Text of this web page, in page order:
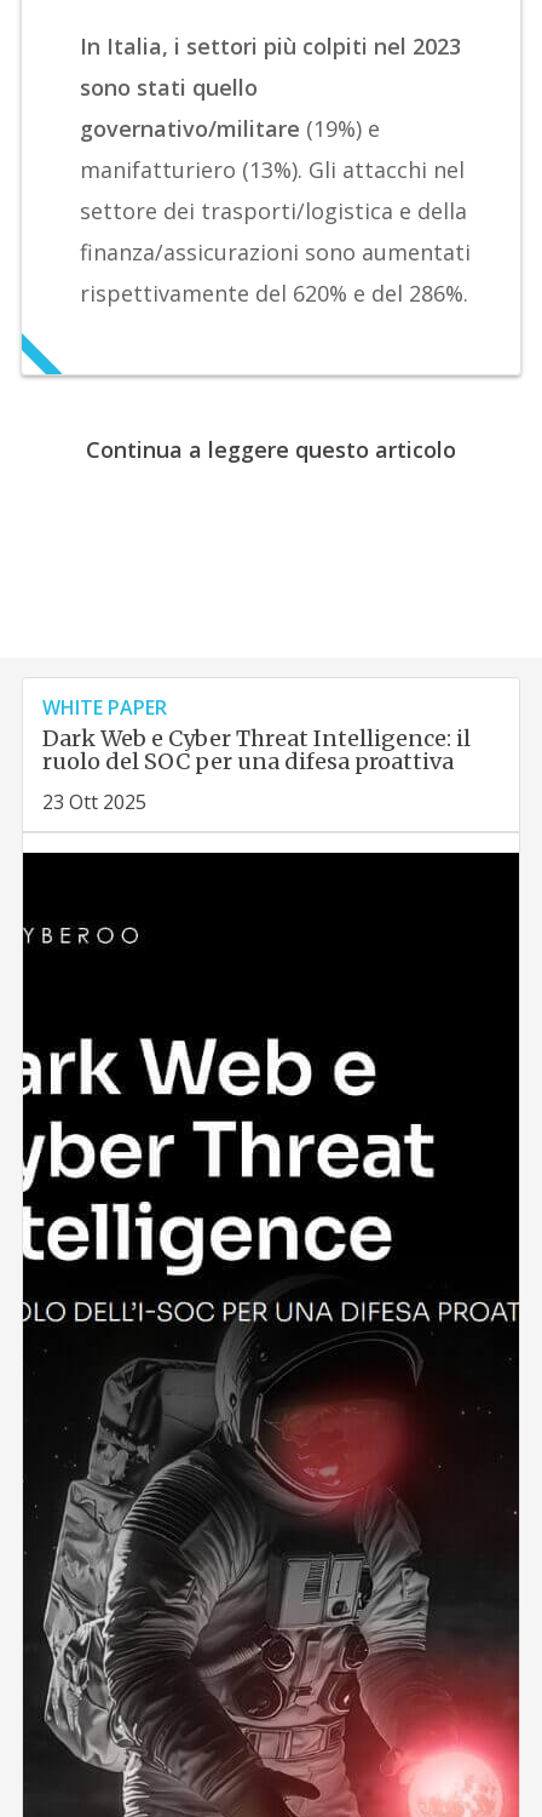
In Italia, i settori più colpiti nel 2023
sono stati quello
governativo/militare (19%) e
manifatturiero (13%). Gli attacchi nel
settore dei trasporti/logistica e della
finanza/assicurazioni sono aumentati
rispettivamente del 620% e del 286%.
Continua a leggere questo articolo
WHITE PAPER
Dark Web e Cyber Threat Intelligence: il
ruolo del SOC per una difesa proattiva
23 Ott 2025